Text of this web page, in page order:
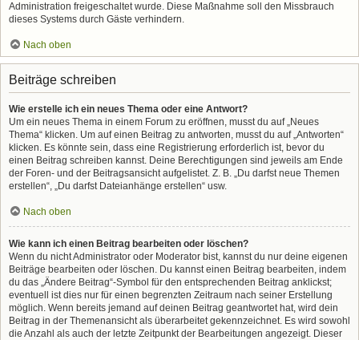
Administration freigeschaltet wurde. Diese Maßnahme soll den Missbrauch
dieses Systems durch Gäste verhindern.
Nach oben
Beiträge schreiben
Wie erstelle ich ein neues Thema oder eine Antwort?
Um ein neues Thema in einem Forum zu eröffnen, musst du auf „Neues
Thema“ klicken. Um auf einen Beitrag zu antworten, musst du auf „Antworten“
klicken. Es könnte sein, dass eine Registrierung erforderlich ist, bevor du
einen Beitrag schreiben kannst. Deine Berechtigungen sind jeweils am Ende
der Foren- und der Beitragsansicht aufgelistet. Z. B. „Du darfst neue Themen
erstellen“, „Du darfst Dateianhänge erstellen“ usw.
Nach oben
Wie kann ich einen Beitrag bearbeiten oder löschen?
Wenn du nicht Administrator oder Moderator bist, kannst du nur deine eigenen
Beiträge bearbeiten oder löschen. Du kannst einen Beitrag bearbeiten, indem
du das „Ändere Beitrag“-Symbol für den entsprechenden Beitrag anklickst;
eventuell ist dies nur für einen begrenzten Zeitraum nach seiner Erstellung
möglich. Wenn bereits jemand auf deinen Beitrag geantwortet hat, wird dein
Beitrag in der Themenansicht als überarbeitet gekennzeichnet. Es wird sowohl
die Anzahl als auch der letzte Zeitpunkt der Bearbeitungen angezeigt. Dieser